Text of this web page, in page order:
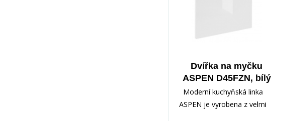
Dvířka na myčku
ASPEN D45FZN, bílý
lesk
Moderní kuchyňská linka
ASPEN je vyrobena z velmi